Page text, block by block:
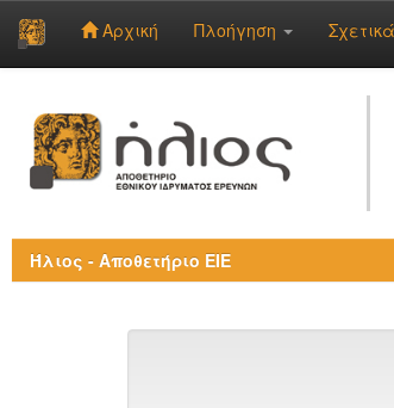
navigation
Αρχική Πλοήγηση Σχετικά
Ήλιος - Αποθετήριο ΕΙΕ